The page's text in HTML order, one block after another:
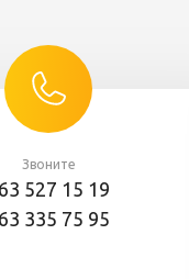
Звоните
527 15 19
335 75 95